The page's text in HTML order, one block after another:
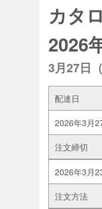
カタ
2026
3月27日
配達日
2026年3月
注文締切
2026年3月
注文方法